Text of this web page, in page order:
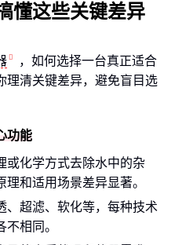
懂这些关键差异
，如何选择一台真正适合
理清关键差异，避免盲目选
功能
或化学方式去除水中的杂
和适用场景差异显著。
、超滤、软化等，每种技术
相同。